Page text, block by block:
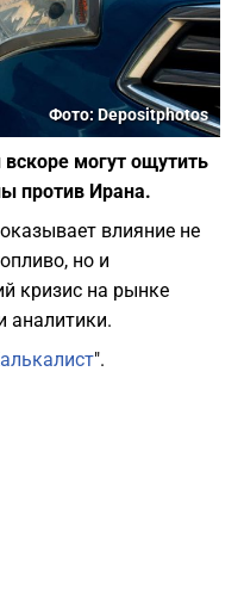
Фото: Depositphotos
могут ощутить
против Ирана.
влияние не
но и
кризис на рынке
аналитики.
".